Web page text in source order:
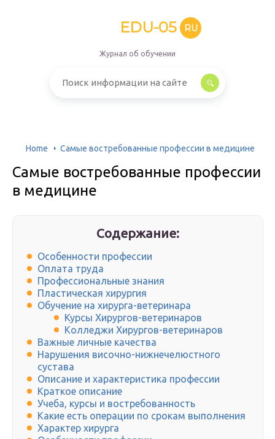
EDU-05 RU
Журнал об обучении
Home Самые востребованные профессии в медицине
Самые востребованные профессии
в медицине
Содержание:
Особенности профессии
Оплата труда
Профессиональные знания
Пластическая хирургия
Обучение на хирурга-ветеринара
Курсы Хирургов-ветеринаров
Колледжи Хирургов-ветеринаров
Важные личные качества
Нарушения височно-нижнечелюстного
сустава
Описание и характеристика профессии
Краткое описание
Учеба, курсы и востребованность
Какие есть операции по срокам выполнения
Характер хирурга